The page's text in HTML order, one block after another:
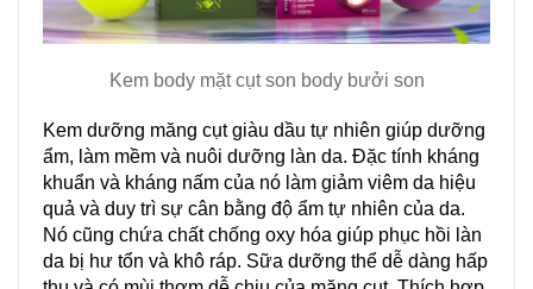
Kem body mặt cụt son body bưởi son
Kem dưỡng măng cụt giàu dầu tự nhiên giúp dưỡng
ẩm, làm mềm và nuôi dưỡng làn da. Đặc tính kháng
khuẩn và kháng nấm của nó làm giảm viêm da hiệu
quả và duy trì sự cân bằng độ ẩm tự nhiên của da.
Nó cũng chứa chất chống oxy hóa giúp phục hồi làn
da bị hư tổn và khô ráp. Sữa dưỡng thể dễ dàng hấp